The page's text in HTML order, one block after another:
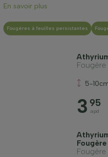
Genre
En savoir plus
Fougères à feuilles persistantes
5-
3 95
apd
Fougère